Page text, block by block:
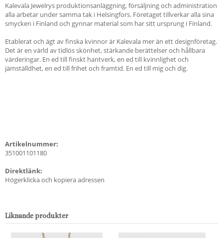
Kalevala Jewelrys produktionsanläggning, försäljning och administration
alla arbetar under samma tak i Helsingfors. Företaget tillverkar alla sina
smycken i Finland och gynnar material som har sitt ursprung i Finland.
Etablerat och ägt av finska kvinnor är Kalevala mer än ett designföretag.
Det är en värld av tidlös skönhet, stärkande berättelser och hållbara
värderingar. En ed till finskt hantverk, en ed till kvinnlighet och
jämställdhet, en ed till frihet och framtid. En ed till mig och dig.
Artikelnummer:
351001101180
Direktlänk:
Högerklicka och kopiera adressen
Liknande produkter